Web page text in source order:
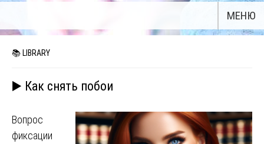
МЕНЮ
📚 LIBRARY
▶️ Как снять побои
Вопрос
фиксации